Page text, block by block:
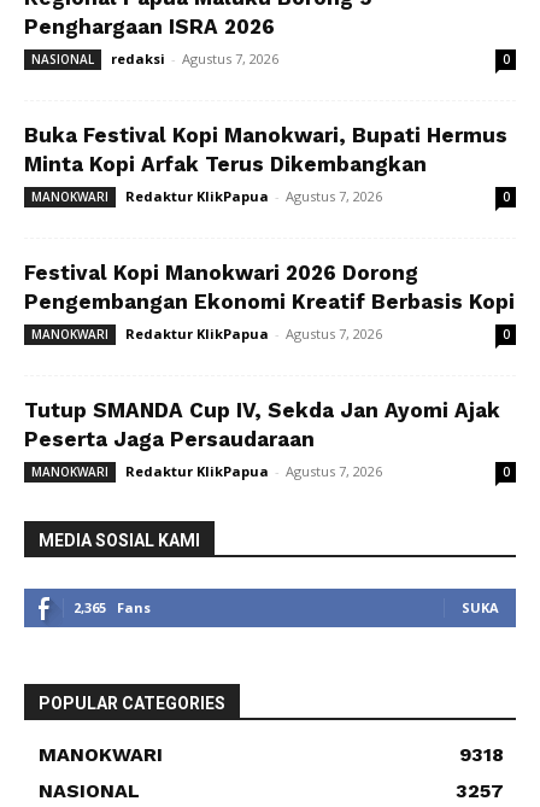
Penghargaan ISRA 2026
NASIONAL redaksi - Agustus 7, 2026 0
Buka Festival Kopi Manokwari, Bupati Hermus
Minta Kopi Arfak Terus Dikembangkan
MANOKWARI Redaktur KlikPapua - Agustus 7, 2026 0
Festival Kopi Manokwari 2026 Dorong
Pengembangan Ekonomi Kreatif Berbasis Kopi
MANOKWARI Redaktur KlikPapua - Agustus 7, 2026 0
Tutup SMANDA Cup IV, Sekda Jan Ayomi Ajak
Peserta Jaga Persaudaraan
MANOKWARI Redaktur KlikPapua - Agustus 7, 2026 0
MEDIA SOSIAL KAMI
2,365 Fans SUKA
POPULAR CATEGORIES
MANOKWARI
9318
NASIONAL
3257